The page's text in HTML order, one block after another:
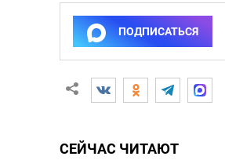
ПОДПИСАТЬСЯ
СЕЙЧАС ЧИТАЮТ